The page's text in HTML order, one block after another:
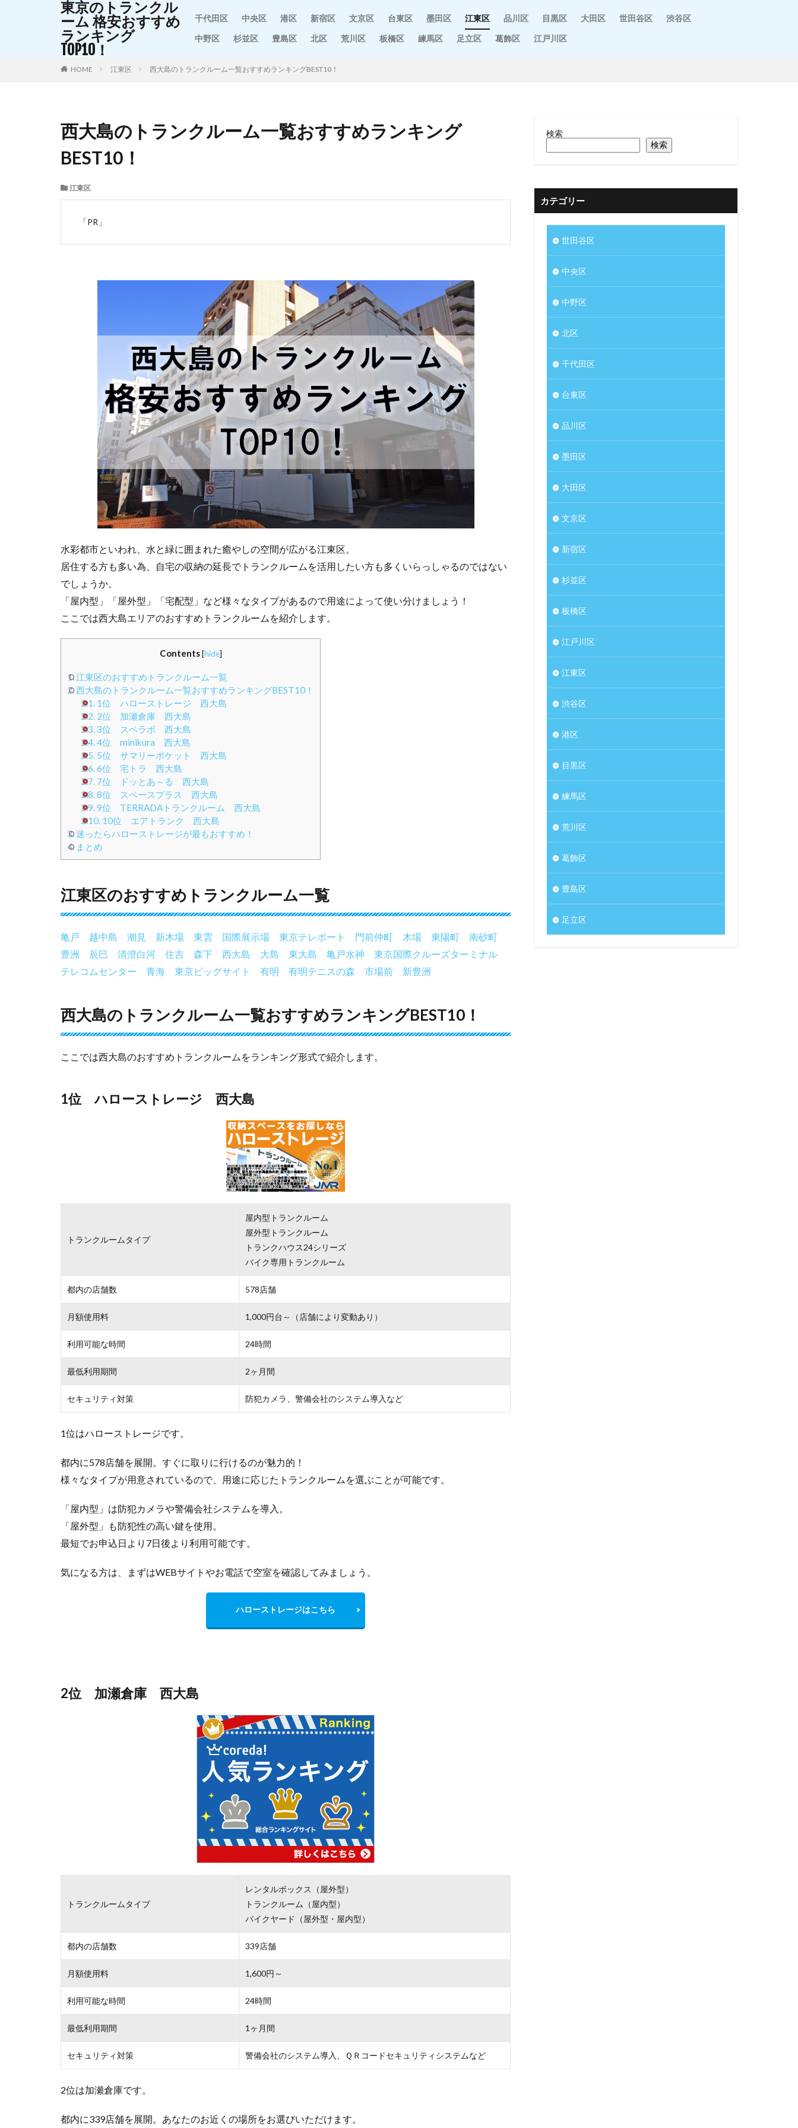
東京のトランクル
ーム 格安おすすめ
ランキング
TOP10！
千代田区 中央区 港区 新宿区 文京区 台東区 墨田区 江東区 品川区 目黒区 大田区 世田谷区
渋谷区
中野区
杉並区 豊島区 北区 荒川区 板橋区 練馬区 足立区 葛飾区 江戸川区
HOME 江東区 西大島のトランクルーム一覧おすすめランキングBEST10！
西大島のトランクルーム一覧おすすめランキング
BEST10！
江東区
「PR」
水彩都市といわれ、水と緑に囲まれた癒やしの空間が広がる江東区。
居住する方も多い為、自宅の収納の延長でトランクルームを活用したい方も多くいらっしゃるのではない
でしょうか。
「屋内型」「屋外型」「宅配型」など様々なタイプがあるので用途によって使い分けましょう！
ここでは西大島エリアのおすすめトランクルームを紹介します。
Contents [hide]
1.江東区のおすすめトランクルーム一覧
2.西大島のトランクルーム一覧おすすめランキングBEST10！
2.1.1位 ハローストレージ 西大島
2.2.2位 加瀬倉庫 西大島
2.3.3位 スペラボ 西大島
2.4.4位 minikura 西大島
2.5.5位 サマリーポケット 西大島
2.6.6位 宅トラ 西大島
2.7.7位 ドッとあ～る 西大島
2.8.8位 スペースプラス 西大島
2.9.9位 TERRADAトランクルーム 西大島
2.10.10位 エアトランク 西大島
3.迷ったらハローストレージが最もおすすめ！
4. まとめ
江東区のおすすめトランクルーム一覧
亀戸 越中島 潮見 新木場 東雲 国際展示場 東京テレポート 門前仲町 木場 東陽町
南砂町
豊洲
辰巳 清澄白河 住吉 森下 西大島 大島 東大島 亀戸水神
東京国際クルーズターミナル
テレコムセンター
青海 東京ビッグサイト 有明 有明テニスの森 市場前 新豊洲
西大島のトランクルーム一覧おすすめランキングBEST10！
ここでは西大島のおすすめトランクルームをランキング形式で紹介します。
1位 ハローストレージ 西大島
トランクルームタイプ
屋内型トランクルーム
屋外型トランクルーム
トランクハウス24シリーズ
バイク専用トランクルーム
都内の店舗数 578店舗
月額使用料 1,000円台～（店舗により変動あり）
利用可能な時間 24時間
最低利用期間 2ヶ月間
セキュリティ対策 防犯カメラ、警備会社のシステム導入など
1位はハローストレージです。
都内に578店舗を展開。すぐに取りに行けるのが魅力的！
様々なタイプが用意されているので、用途に応じたトランクルームを選ぶことが可能です。
「屋内型」は防犯カメラや警備会社システムを導入。
「屋外型」も防犯性の高い鍵を使用。
最短でお申込日より7日後より利用可能です。
気になる方は、まずはWEBサイトやお電話で空室を確認してみましょう。
ハローストレージはこちら
2位 加瀬倉庫 西大島
トランクルームタイプ
レンタルボックス（屋外型）
トランクルーム（屋内型）
バイクヤード（屋外型・屋内型）
都内の店舗数 339店舗
月額使用料 1,600円～
利用可能な時間 24時間
最低利用期間 1ヶ月間
セキュリティ対策 警備会社のシステム導入、ＱＲコードセキュリティシステムなど
2位は加瀬倉庫です。
都内に339店舗を展開。あなたのお近くの場所をお選びいただけます。
検索
検索
カテゴリー
世田谷区
中央区
中野区
北区
千代田区
台東区
品川区
墨田区
大田区
文京区
新宿区
杉並区
板橋区
江戸川区
江東区
渋谷区
港区
目黒区
練馬区
荒川区
葛飾区
豊島区
足立区